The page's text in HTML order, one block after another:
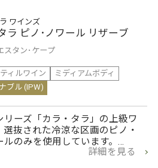
ワインズ
ラ ピノ･ノワール リザーブ
スタン･ケープ
ィルワイン
ミディアムボディ
ブル (IPW)
リーズ「カラ・タラ」の上級ワ
選抜された冷涼な区画のピノ・
ルのみを使用しています。…
詳細を見る